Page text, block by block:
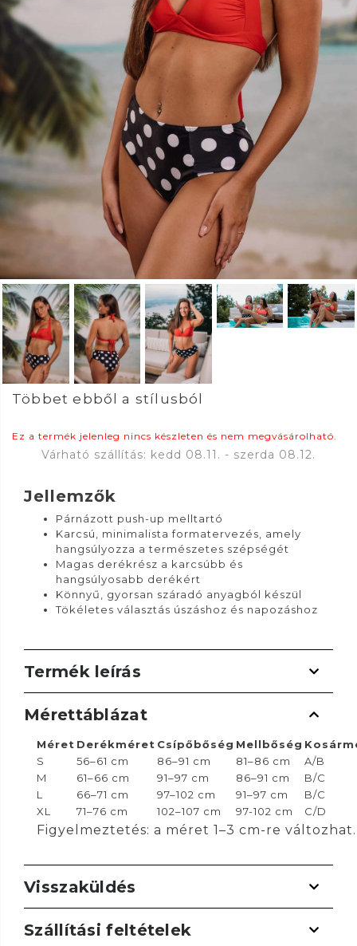
Többet ebből a stílusból
Ez a termék jelenleg nincs készleten és nem megvásárolható.
Várható szállítás: kedd 08.11. - szerda 08.12.
Jellemzők
Párnázott push-up melltartó
Karcsú, minimalista formatervezés, amely
hangsúlyozza a természetes szépségét
Magas derékrész a karcsúbb és
hangsúlyosabb derékért
Könnyű, gyorsan száradó anyagból készül
Tökéletes választás úszáshoz és napozáshoz
Termék leírás
Mérettáblázat
Méret Derékméret Csípőbőség Mellbőség
S
56–61 cm 86–91 cm 81–86 cm
A/B
M
61–66 cm 91–97 cm 86–91 cm
B/C
L
66–71 cm 97–102 cm 91–97 cm
B/C
XL
71–76 cm 102–107 cm 97-102 cm C/D
Figyelmeztetés: a méret 1–3 cm-re változhat.
Visszaküldés
Szállítási feltételek